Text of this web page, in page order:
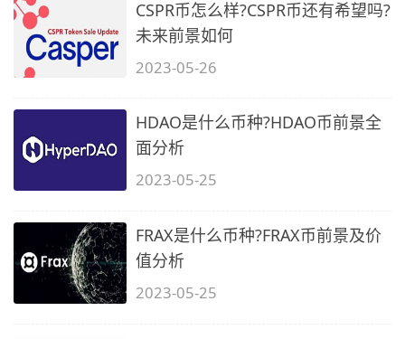
CSPR币怎么样?CSPR币还有希望吗?
未来前景如何
2023-05-26
HDAO是什么币种?HDAO币前景全
面分析
2023-05-25
FRAX是什么币种?FRAX币前景及价
值分析
2023-05-25